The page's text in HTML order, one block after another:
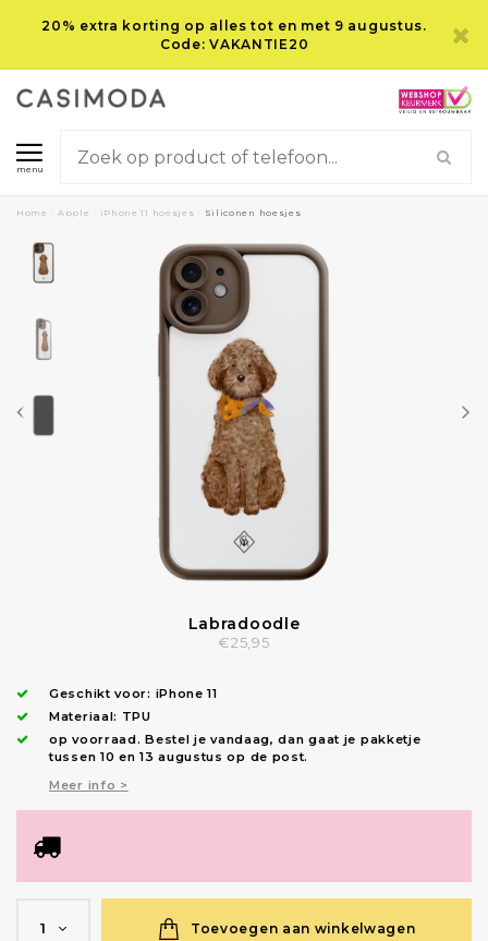
20% extra korting op alles tot en met 9 augustus.
Code: VAKANTIE20
menu
Home Apple iPhone 11 hoesjes Siliconen hoesjes
Labradoodle
€25,95
Geschikt voor: iPhone 11
Materiaal: TPU
op voorraad.Bestel je vandaag, dan gaat je pakketje
tussen 10 en 13 augustus op de post.
Meer info >
1 Toevoegen aan winkelwagen